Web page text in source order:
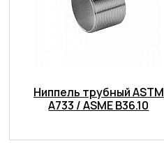
Ниппель трубный ASTM
A733 / ASME B36.10